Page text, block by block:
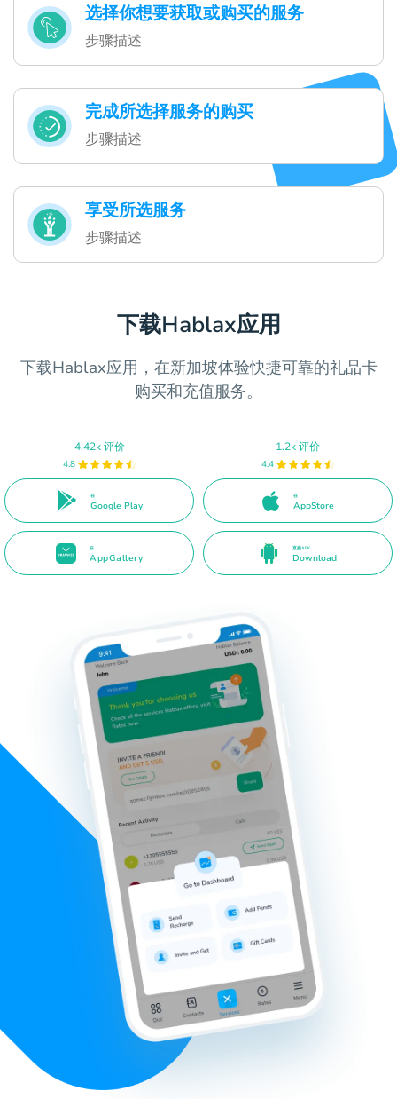
选择你想要获取或购买的服务
步骤描述
完成所选择服务的购买
步骤描述
享受所选服务
步骤描述
下载Hablax应用
下载Hablax应用，在新加坡体验快捷可靠的礼品卡
购买和充值服务。
4.42k 评价
4.8
在
Google Play
1.2k 评价
4.4
在
AppStore
在
AppGallery
直接APK
Download